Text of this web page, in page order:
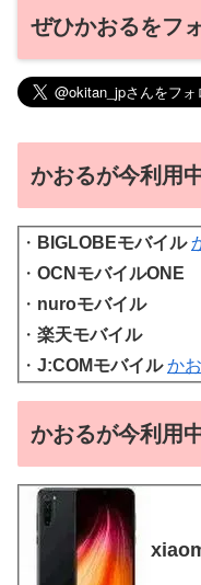
ぜひかおるをフ
かおるが今利用
・ BIGLOBEモバイル
・ OCNモバイルONE
・ nuroモバイル
・ 楽天モバイル
・ J:COMモバイル か
かおるが今利用